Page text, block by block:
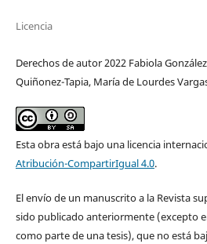
Licencia
Derechos de autor 2022 Fabiola
Quiñonez-Tapia, María de Lourdes
Esta obra está bajo una licencia
Atribución-CompartirIgual 4.0.
El envío de un manuscrito a la Revista
sido publicado anteriormente (excepto
como parte de una tesis), que no está